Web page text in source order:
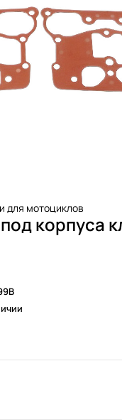
для мотоциклов
корпуса